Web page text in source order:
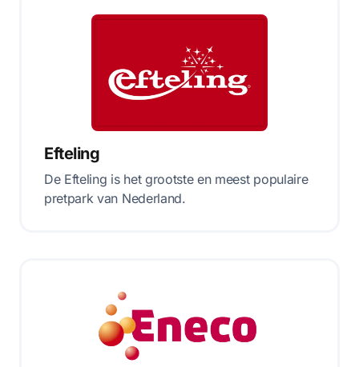
Efteling
De Efteling is het grootste en meest populaire
pretpark van Nederland.